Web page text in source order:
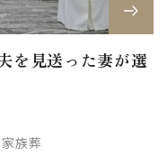
を見送った妻が選
族葬